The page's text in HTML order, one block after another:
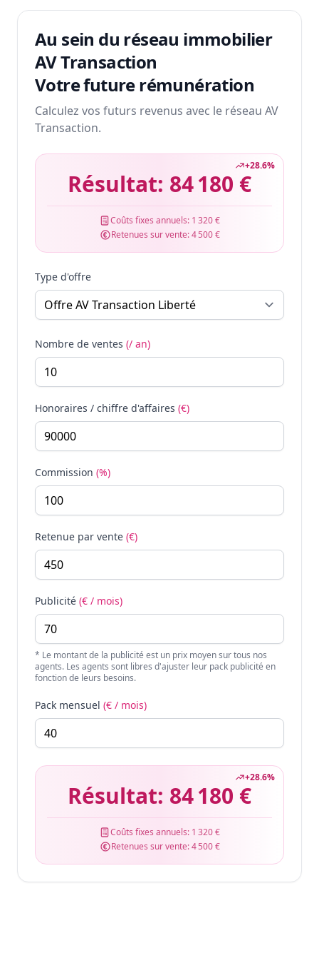
Au sein du réseau immobilier
AV Transaction
Votre future rémunération
Calculez vos futurs revenus avec le réseau AV
Transaction.
+28.6%
Résultat: 84 180 €
Coûts fixes annuels: 1 320 €
Retenues sur vente:4 500 €
Type d'offre
Nombre de ventes (/ an)
Honoraires / chiffre d'affaires (€)
Commission (%)
Retenue par vente (€)
Publicité (€ / mois)
* Le montant de la publicité est un prix moyen sur tous nos
agents. Les agents sont libres d'ajuster leur pack publicité en
fonction de leurs besoins.
Pack mensuel (€ / mois)
+28.6%
Résultat: 84 180 €
Coûts fixes annuels: 1 320 €
Retenues sur vente:4 500 €